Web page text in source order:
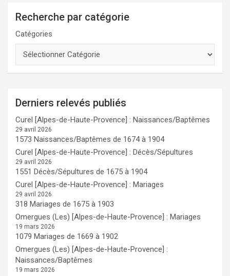
Recherche par catégorie
Catégories
Derniers relevés publiés
Curel [Alpes-de-Haute-Provence] : Naissances/Baptêmes
29 avril 2026
1573 Naissances/Baptêmes de 1674 à 1904
Curel [Alpes-de-Haute-Provence] : Décès/Sépultures
29 avril 2026
1551 Décès/Sépultures de 1675 à 1904
Curel [Alpes-de-Haute-Provence] : Mariages
29 avril 2026
318 Mariages de 1675 à 1903
Omergues (Les) [Alpes-de-Haute-Provence] : Mariages
19 mars 2026
1079 Mariages de 1669 à 1902
Omergues (Les) [Alpes-de-Haute-Provence] :
Naissances/Baptêmes
19 mars 2026